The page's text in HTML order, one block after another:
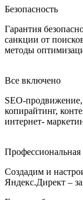
Безопасность
Гарантия
санкции от
методы
Все включено
SEO-
копирайтинг,
интернет-
Профессиональная
Создадим и
Яндекс.Директ –